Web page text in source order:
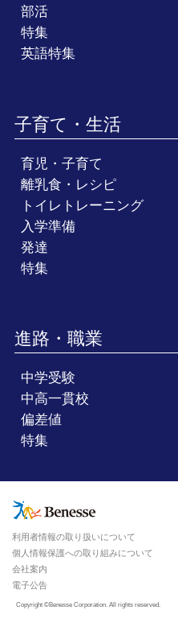
部活
特集
英語特集
子育て・生活
育児・子育て
離乳食・レシピ
トイレトレーニング
入学準備
発達
特集
進路・職業
中学受験
中高一貫校
偏差値
特集
Copyright ©Benesse Corporation. All rights reserved.
利用者情報の取り扱いについて
個人情報保護への取り組みについて
会社案内
電子公告